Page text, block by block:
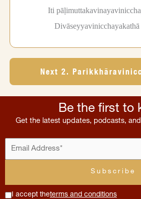
Iti
Divāseyyavinicchayakathā
Next 2.
Be the first to
Get the latest updates, podcasts, and
I accept theterms and conditions